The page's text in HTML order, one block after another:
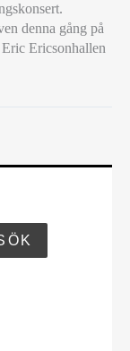
denna gång på
Ericsonhallen